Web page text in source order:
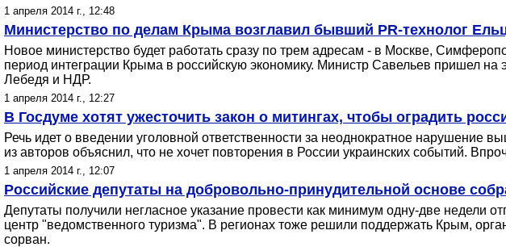
1 апреля 2014 г., 12:48
Министерство по делам Крыма возглавил бывший PR-технолог
Новое министерство будет работать сразу по трем адресам - в Москве,
период интеграции Крыма в российскую экономику. Министр Савельев пришел
Лебедя и НДР.
1 апреля 2014 г., 12:27
В Госдуме хотят ужесточить закон о митингах, чтобы оградить
Речь идет о введении уголовной ответственности за неоднократное нарушение
из авторов объяснил, что не хочет повторения в России украинских событий.
1 апреля 2014 г., 12:07
Российские депутаты на добровольно-принудительной основе
Депутаты получили негласное указание провести как минимум одну-две недели
центр "ведомственного туризма". В регионах тоже решили поддержать Крым,
сорван.